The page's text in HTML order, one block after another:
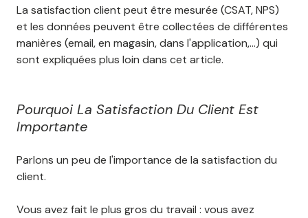
La satisfaction client peut être mesurée (CSAT, NPS)
et les données peuvent être collectées de différentes
manières (email, en magasin, dans l'application,...) qui
sont expliquées plus loin dans cet article.
Pourquoi La Satisfaction Du Client Est
Importante
Parlons un peu de l'importance de la satisfaction du
client.
Vous avez fait le plus gros du travail : vous avez